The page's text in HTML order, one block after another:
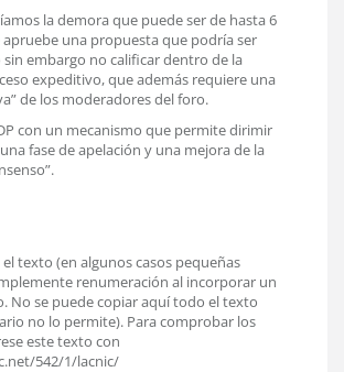
la demora que puede ser de hasta 6
apruebe una propuesta que podría ser
embargo no calificar dentro de la
expeditivo, que además requiere una
de los moderadores del foro.
con un mecanismo que permite dirimir
fase de apelación y una mejora de la
texto (en algunos casos pequeñas
renumeración al incorporar un
No se puede copiar aquí todo el texto
no lo permite). Para comprobar los
este texto con
542/1/lacnic/